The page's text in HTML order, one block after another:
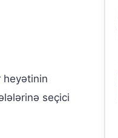
heyətinin
seçici